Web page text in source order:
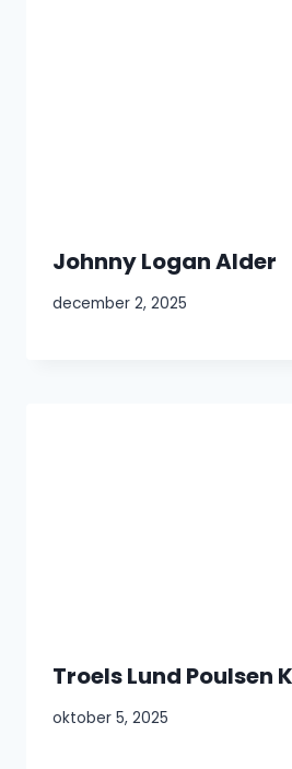
Johnny Logan Alder
december 2, 2025
Troels Lund Poulsen
oktober 5, 2025